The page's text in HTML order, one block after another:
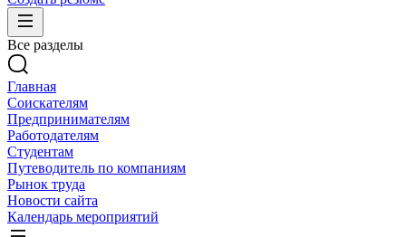
Все разделы
Главная
Соискателям
Предпринимателям
Работодателям
Студентам
Путеводитель по компаниям
Рынок труда
Новости сайта
Календарь мероприятий